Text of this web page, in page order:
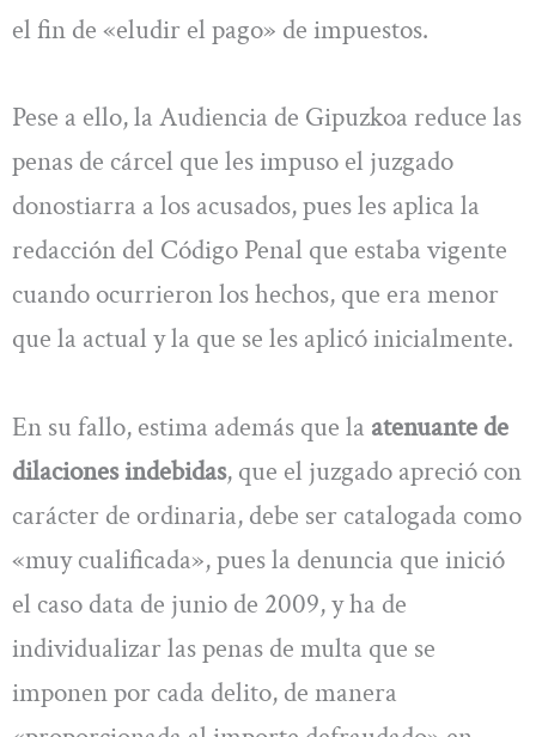
el fin de «eludir el pago» de impuestos.
Pese a ello, la Audiencia de Gipuzkoa reduce las
penas de cárcel que les impuso el juzgado
donostiarra a los acusados, pues les aplica la
redacción del Código Penal que estaba vigente
cuando ocurrieron los hechos, que era menor
que la actual y la que se les aplicó inicialmente.
En su fallo, estima además que la atenuante de
dilaciones indebidas, que el juzgado apreció con
carácter de ordinaria, debe ser catalogada como
«muy cualificada», pues la denuncia que inició
el caso data de junio de 2009, y ha de
individualizar las penas de multa que se
imponen por cada delito, de manera